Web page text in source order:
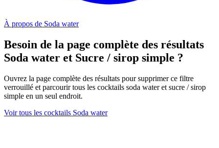
À propos de Soda water
Besoin de la page complète des résultats
Soda water et Sucre / sirop simple ?
Ouvrez la page complète des résultats pour supprimer ce filtre
verrouillé et parcourir tous les cocktails soda water et sucre / sirop
simple en un seul endroit.
Voir tous les cocktails Soda water